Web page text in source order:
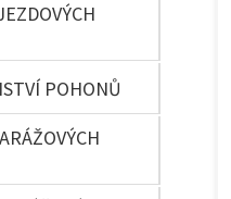
POHONŮ